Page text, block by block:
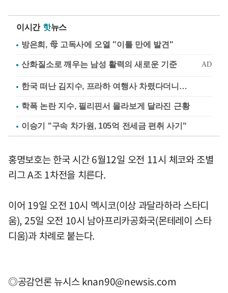
이시간 핫뉴스
방은희, 母 고독사에 오열 "이틀 만에 발견"
한국 떠난 김지수, 프라하 여행사 차렸다더니…
학폭 논란 지수, 필리핀서 몰라보게 달라진 근황
이승기 "구속 차가원, 105억 전세금 편취 사기"
홍명보호는 한국 시간 6월12일 오전 11시 체코와 조별
리그 A조 1차전을 치른다.
이어 19일 오전 10시 멕시코(이상 과달라하라 스타디
움), 25일 오전 10시 남아프리카공화국(몬테레이 스타
디움)과 차례로 붙는다.
◎공감언론 뉴시스knan90@newsis.com